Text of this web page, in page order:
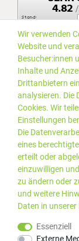
MwSt. zzgl.
Wir verwenden
Website und
Besucher:innen
Inhalte und
Drittanbietern
analysieren. Die
Cookies. Wir
Einstellungen
Die
eines
erteilt oder
einzuwilligen
zu ändern oder
und weitere
Daten in unserer
Essenziell
Externe